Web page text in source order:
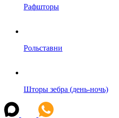
Рафшторы
Рольставни
Шторы зебра (день-ночь)